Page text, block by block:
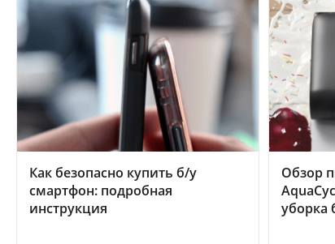
Как безопасно купить б/у
смартфон: подробная
инструкция
Обзор
уборка